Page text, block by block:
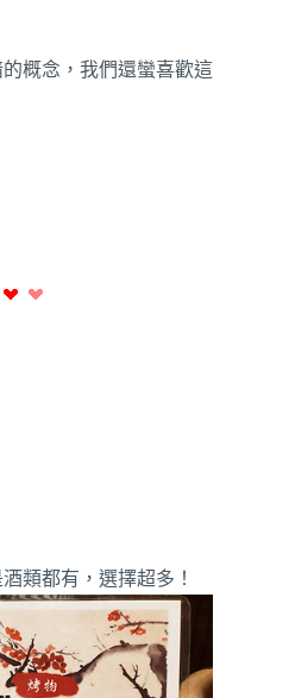
概念，我們還蠻喜歡這
類都有，選擇超多！